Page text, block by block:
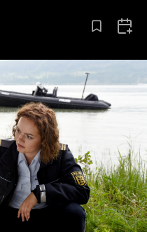
Aus den